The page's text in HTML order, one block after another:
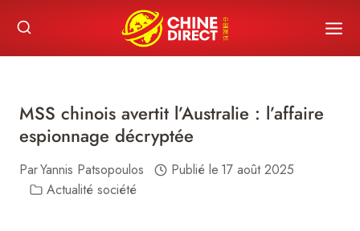
content
MSS chinois avertit l’Australie : l’affaire
espionnage décryptée
ParYannis Patsopoulos Publié le 17 août 2025
Actualité société